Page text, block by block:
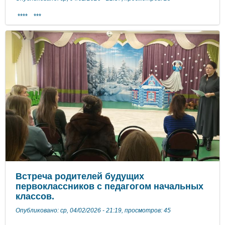
**** ***
Встреча родителей будущих
первоклассников с педагогом начальных
классов.
Опубликовано: ср, 04/02/2026 - 21:19, просмотров: 45